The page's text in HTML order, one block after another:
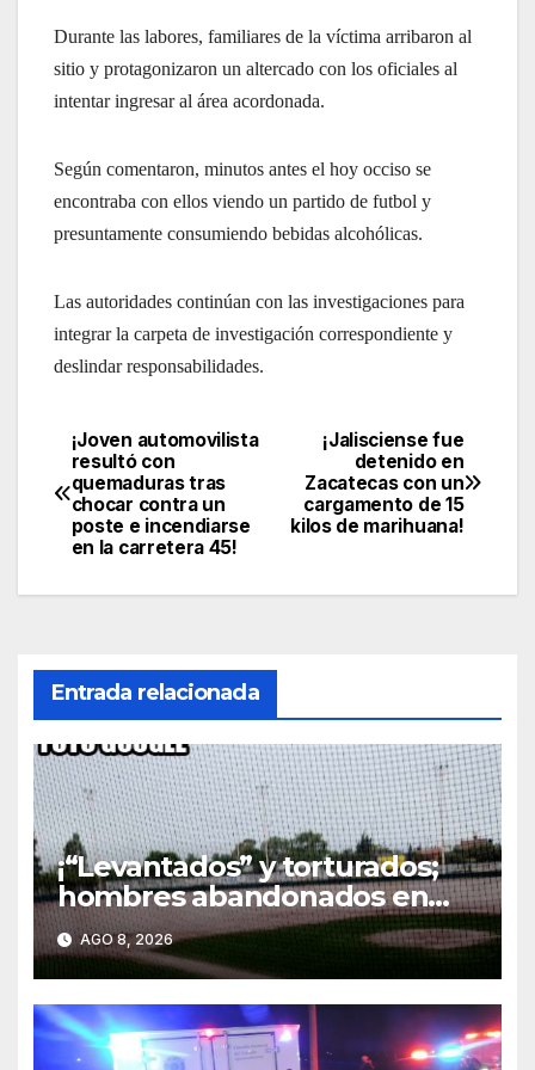
Durante las labores, familiares de la víctima arribaron al
sitio y protagonizaron un altercado con los oficiales al
intentar ingresar al área acordonada.
Según comentaron, minutos antes el hoy occiso se
encontraba con ellos viendo un partido de futbol y
presuntamente consumiendo bebidas alcohólicas.
Las autoridades continúan con las investigaciones para
integrar la carpeta de investigación correspondiente y
deslindar responsabilidades.
Navegación
de
entradas
¡Jalisciense fue
detenido en
Zacatecas con un
cargamento de 15
kilos de marihuana!
¡Joven automovilista
resultó con
quemaduras tras
chocar contra un
poste e incendiarse
en la carretera 45!
Entrada relacionada
¡“Levantados” y torturados;
hombres abandonados en
parque terminan heridos en
hospital de Rincón de Romos!
AGO 8, 2026